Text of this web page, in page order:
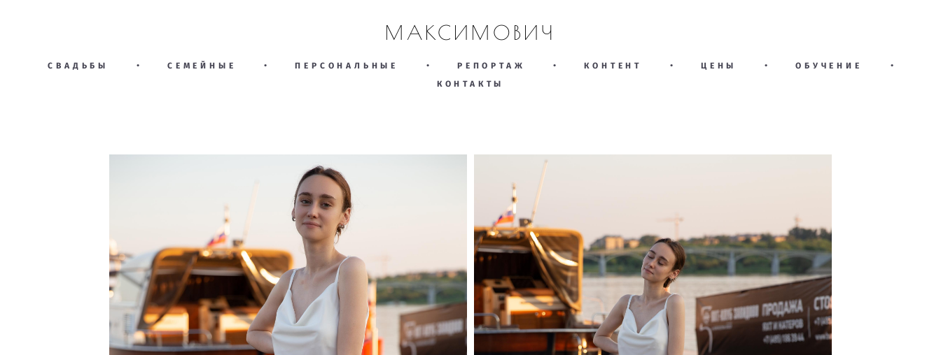
МАКСИМОВИЧ
СВАДЬБЫ • СЕМЕЙНЫЕ • ПЕРСОНАЛЬНЫЕ • РЕПОРТАЖ • КОНТЕНТ • ЦЕНЫ • ОБУЧЕНИЕ •
КОНТАКТЫ